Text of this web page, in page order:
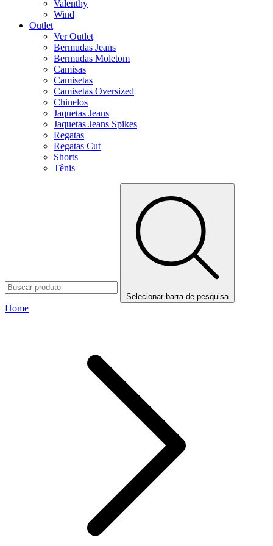
Valenthy
Wind
Outlet
Ver Outlet
Bermudas Jeans
Bermudas Moletom
Camisas
Camisetas
Camisetas Oversized
Chinelos
Jaquetas Jeans
Jaquetas Jeans Spikes
Regatas
Regatas Cut
Shorts
Tênis
Selecionar barra de pesquisa
Home